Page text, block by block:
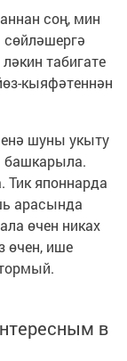
соң, мин
табигате
кыяфәтеннән
шуны укыту
башкарыла.
Тик японнарда
арасында
өчен никах
өчен, ише
в